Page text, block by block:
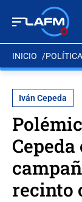
INICIO POLÍTICA
Iván Cepeda
recinto